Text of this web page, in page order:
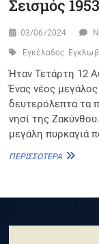
Σεισμός 1953
03/06/2024
Εγκέλαδος
Ήταν Τετάρτη 12
Ένας νέος
δευτερόλεπτα τα
νησί της
μεγάλη πυρκαγιά
ΠΕΡΙΣΣΌΤΕΡΑ ΣΕΙΣΜΌΣ